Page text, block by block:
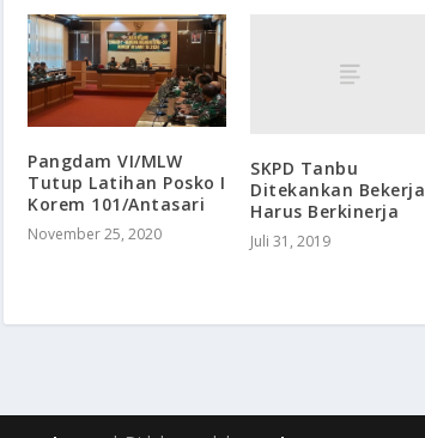
Pangdam VI/MLW
Tutup Latihan Posko I
Korem 101/Antasari
November 25, 2020
SKPD Tanbu
Ditekankan Bekerja
Harus Berkinerja
Juli 31, 2019